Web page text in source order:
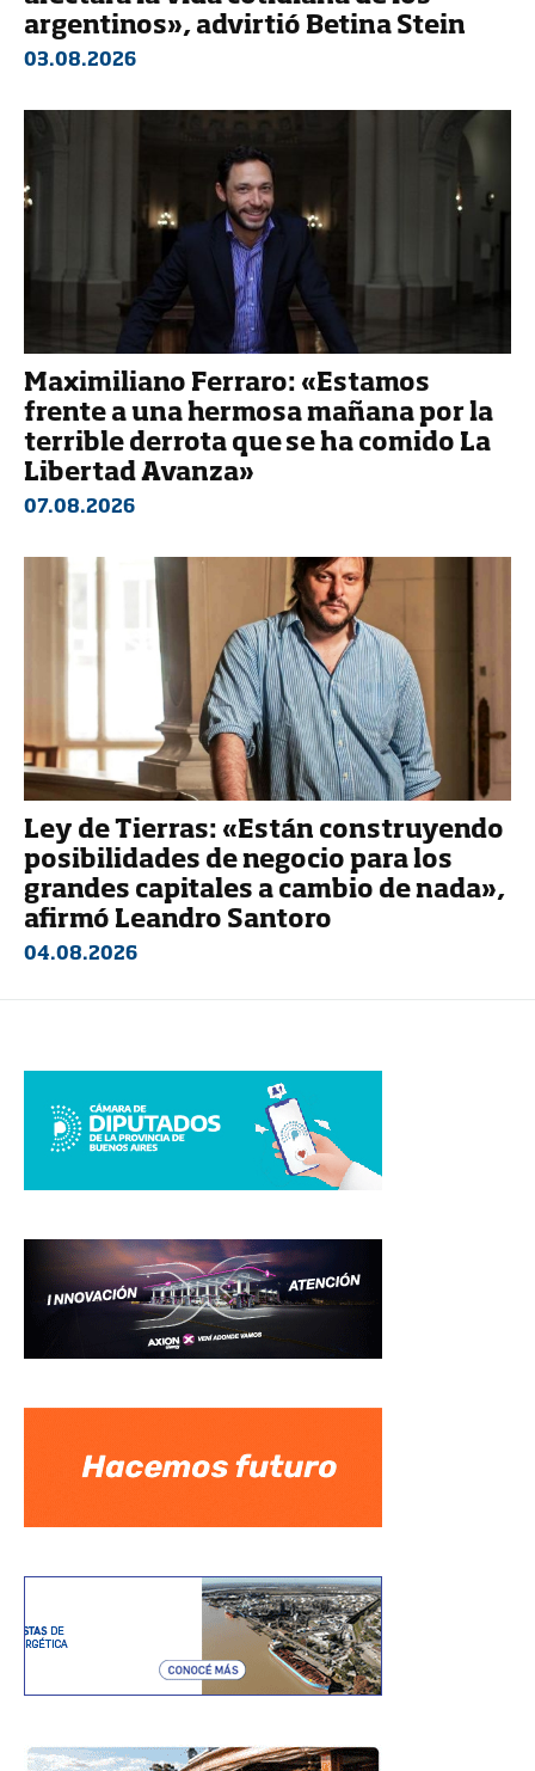
argentinos», advirtió Betina Stein
03.08.2026
Maximiliano Ferraro: «Estamos
frente a una hermosa mañana por la
terrible derrota que se ha comido La
Libertad Avanza»
07.08.2026
Ley de Tierras: «Están construyendo
posibilidades de negocio para los
grandes capitales a cambio de nada»,
afirmó Leandro Santoro
04.08.2026